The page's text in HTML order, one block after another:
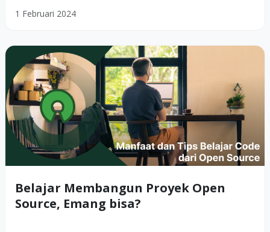
1 Februari 2024
Belajar Membangun Proyek Open
Source, Emang bisa?